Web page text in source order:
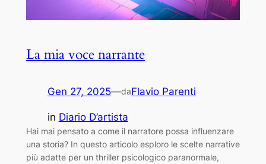
La mia voce narrante
Gen 27, 2025—daFlavio Parenti
in Diario D’artista
Hai mai pensato a come il narratore possa influenzare
una storia? In questo articolo esploro le scelte narrative
più adatte per un thriller psicologico paranormale,